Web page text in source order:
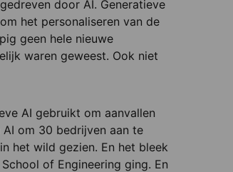
door AI. Generatieve
het personaliseren van de
geen hele nieuwe
waren geweest. Ook niet
AI gebruikt om aanvallen
om 30 bedrijven aan te
het wild gezien. En het bleek
of Engineering ging. En